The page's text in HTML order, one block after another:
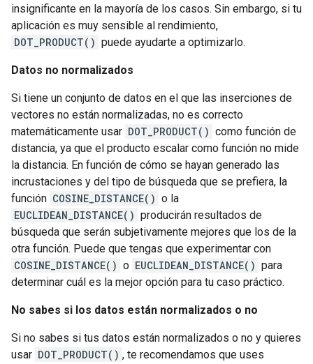
insignificante en la mayoría de los casos. Sin embargo, si tu
aplicación es muy sensible al rendimiento,
DOT_PRODUCT() puede ayudarte a optimizarlo.
Datos no normalizados
Si tiene un conjunto de datos en el que las inserciones de
vectores no están normalizadas, no es correcto
matemáticamente usar DOT_PRODUCT() como función de
distancia, ya que el producto escalar como función no mide
la distancia. En función de cómo se hayan generado las
incrustaciones y del tipo de búsqueda que se prefiera, la
función COSINE_DISTANCE() o la
EUCLIDEAN_DISTANCE() producirán resultados de
búsqueda que serán subjetivamente mejores que los de la
otra función. Puede que tengas que experimentar con
COSINE_DISTANCE() o EUCLIDEAN_DISTANCE() para
determinar cuál es la mejor opción para tu caso práctico.
No sabes si los datos están normalizados o no
Si no sabes si tus datos están normalizados o no y quieres
usar DOT_PRODUCT() , te recomendamos que uses